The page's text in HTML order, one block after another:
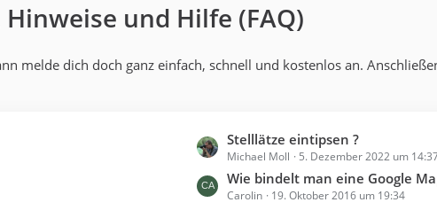
und Hilfe (FAQ)
melde dich doch ganz einfach, schnell und kostenlos an.
L
e
t
z
Stelllätze eintipsen ?
Michael Moll 5. Dezember 2022 um
Wie bindelt man eine Google Maps Karte mit
Carolin 19. Oktober 2016 um 19:34